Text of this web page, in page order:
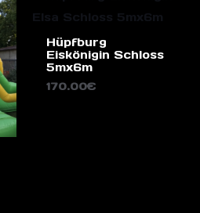
Hüpfburg
Eiskönigin Schloss
5mx6m
170.00€